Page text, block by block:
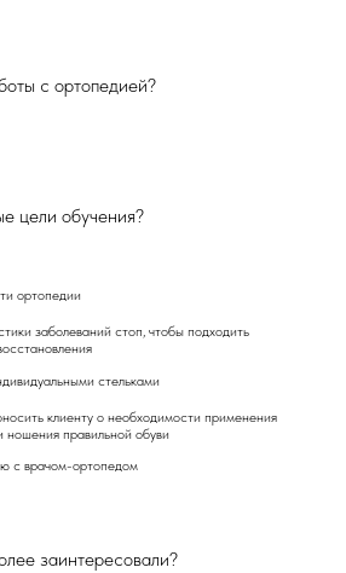
с ортопедией?
цели обучения?
ортопедии
заболеваний стоп, чтобы подходить
стельками
клиенту о необходимости применения
ношения правильной обуви
с врачом-ортопедом
заинтересовали?